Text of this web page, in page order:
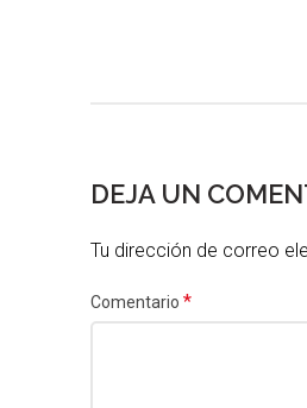
DEJA UN
Tu dirección de correo
Comentario *